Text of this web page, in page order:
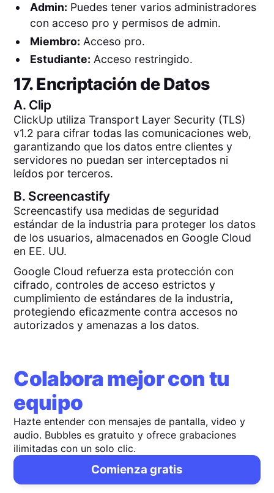
Admin: Puedes tener varios administradores
con acceso pro y permisos de admin.
Miembro: Acceso pro.
Estudiante: Acceso restringido.
17. Encriptación de Datos
A. Clip
ClickUp utiliza Transport Layer Security (TLS)
v1.2 para cifrar todas las comunicaciones web,
garantizando que los datos entre clientes y
servidores no puedan ser interceptados ni
leídos por terceros.
B. Screencastify
Screencastify usa medidas de seguridad
estándar de la industria para proteger los datos
de los usuarios, almacenados en Google Cloud
en EE. UU.
Google Cloud refuerza esta protección con
cifrado, controles de acceso estrictos y
cumplimiento de estándares de la industria,
protegiendo eficazmente contra accesos no
autorizados y amenazas a los datos.
Colabora mejor con tu
equipo
Hazte entender con mensajes de pantalla, video y
audio. Bubbles es gratuito y ofrece grabaciones
ilimitadas con un solo clic.
Comienza gratis